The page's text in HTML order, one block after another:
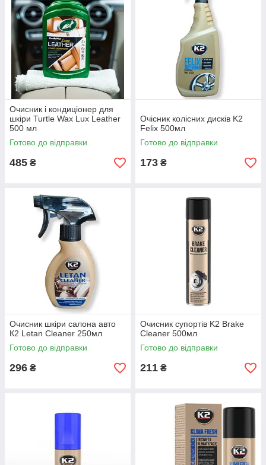
Очисник і кондиціонер для
шкіри Turtle Wax Lux Leather
500 мл
Готово до відправки
485 ₴
Очісник колісних дисків K2
Felix 500мл
Готово до відправки
173 ₴
Очисник шкіри салона авто
К2 Letan Cleaner 250мл
Готово до відправки
296 ₴
Очисник супортів K2 Brake
Cleaner 500мл
Готово до відправки
211 ₴